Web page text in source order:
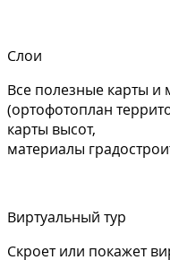
Слои
Все полезные карты и
(ортофотоплан
карты высот,
материалы
Виртуальный тур
Скроет или покажет